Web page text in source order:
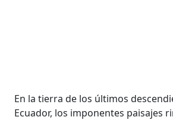
En la tierra de los últimos
Ecuador, los imponentes paisajes